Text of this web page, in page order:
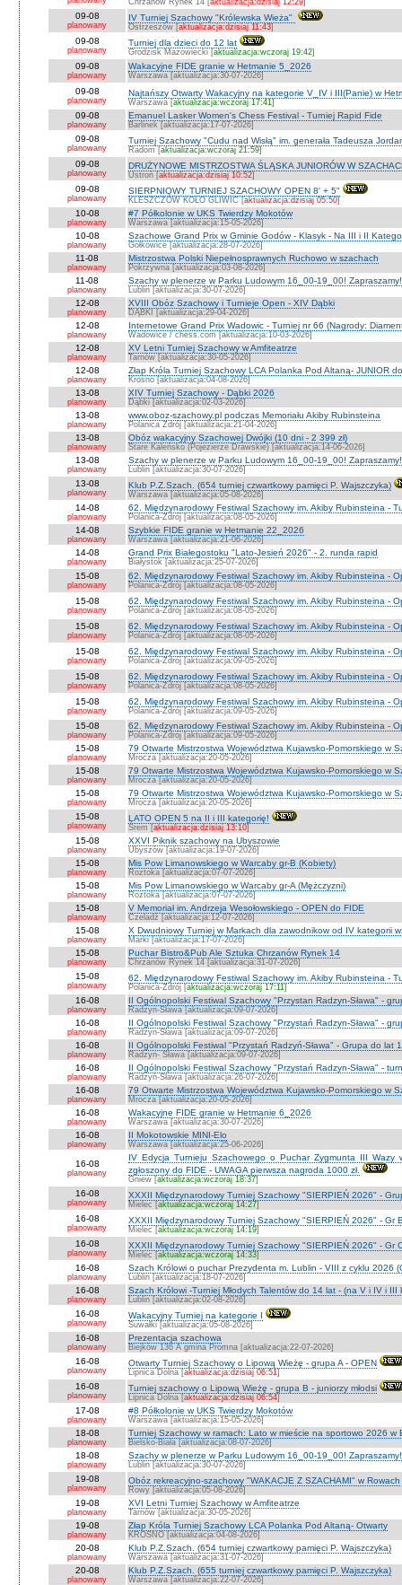
Chrzanów Rynek 14 [ aktualizacja:dzisiaj 12:29
09-08
planowany
IV Turniej Szachowy "Królewska Wieża"
Ostrzeszów [aktualizacja:dzisiaj 11:43]
09-08
planowany
Turniej dla dzieci do 12 lat
Grodzisk Mazowiecki [aktualizacja:wczoraj 19:42]
09-08
planowany
Wakacyjne FIDE granie w Hetmanie 5_2026
Warszawa [aktualizacja:30-07-2026]
09-08
planowany
Najtańszy Otwarty Wakacyjny na kategorie V_IV i III(Panie) w
Warszawa [aktualizacja:wczoraj 17:41]
09-08
planowany
Emanuel Lasker Women's Chess Festival - Turniej Rapid Fide
Barlinek [aktualizacja:17-07-2026]
09-08
planowany
Turniej Szachowy "Cudu nad Wisłą" im. generała Tadeusza
Radom [aktualizacja:wczoraj 21:59]
09-08
planowany
DRUŻYNOWE MISTRZOSTWA ŚLĄSKA JUNIORÓW W
Ustroń [aktualizacja:dzisiaj 10:52]
09-08
planowany
SIERPNIOWY TURNIEJ SZACHOWY OPEN 8' + 5"
KLESZCZÓW KOŁO GLIWIC [aktualizacja:dzisiaj 05:50]
10-08
planowany
#7 Półkolonie w UKS Twierdzy Mokotów
Warszawa [aktualizacja:15-05-2026]
10-08
planowany
Szachowe Grand Prix w Gminie Godów - Klasyk - Na III i II
Gołkowice [aktualizacja:28-07-2026]
11-08
planowany
Mistrzostwa Polski Niepełnosprawnych Ruchowo w szachach
Pokrzywna [aktualizacja:03-08-2026]
11-08
planowany
Szachy w plenerze w Parku Ludowym 16_00-19_00! Zapraszamy!
Lublin [aktualizacja:30-07-2026]
12-08
planowany
XVIII Obóz Szachowy i Turnieje Open - XIV Dąbki
DĄBKI [aktualizacja:29-04-2026]
12-08
planowany
Internetowe Grand Prix Wadowic - Turniej nr 66 (Nagrody:
Wadowice / chess.com [aktualizacja:10-03-2026]
12-08
planowany
XV Letni Turniej Szachowy w Amfiteatrze
Tarnów [aktualizacja:30-05-2026]
12-08
planowany
Złap Króla Turniej Szachowy LCA Polanka Pod Altaną- JUNIOR
Krosno [aktualizacja:04-08-2026]
13-08
planowany
XIV Turniej Szachowy - Dąbki 2026
Dąbki [aktualizacja:02-03-2026]
13-08
planowany
www.oboz-szachowy.pl podczas Memoriału Akiby Rubinsteina
Polanica Zdrój [aktualizacja:21-04-2026]
13-08
planowany
Obóz wakacyjny Szachowej Dwójki (10 dni - 2 399 zł)
Stare Kaleńsko (Pojezierze Drawskie) [aktualizacja:14-06-2026]
13-08
planowany
Szachy w plenerze w Parku Ludowym 16_00-19_00! Zapraszamy!
Lublin [aktualizacja:30-07-2026]
13-08
planowany
Klub P.Z.Szach. (654 turniej czwartkowy pamięci P. Wajszczyka)
Warszawa [aktualizacja:05-08-2026]
14-08
planowany
62. Międzynarodowy Festiwal Szachowy im. Akiby Rubinsteina -
Polanica-Zdrój [aktualizacja:08-05-2026]
14-08
planowany
Szybkie FIDE granie w Hetmanie 22_2026
Warszawa [aktualizacja:21-06-2026]
14-08
planowany
Grand Prix Białegostoku "Lato-Jesień 2026" - 2. runda rapid
Białystok [aktualizacja:25-07-2026]
15-08
planowany
62. Międzynarodowy Festiwal Szachowy im. Akiby Rubinsteina -
Polanica-Zdrój [aktualizacja:08-05-2026]
15-08
planowany
62. Międzynarodowy Festiwal Szachowy im. Akiby Rubinsteina -
Polanica-Zdrój [aktualizacja:08-05-2026]
15-08
planowany
62. Międzynarodowy Festiwal Szachowy im. Akiby Rubinsteina -
Polanica-Zdrój [aktualizacja:08-05-2026]
15-08
planowany
62. Międzynarodowy Festiwal Szachowy im. Akiby Rubinsteina -
Polanica-Zdrój [aktualizacja:09-05-2026]
15-08
planowany
62. Międzynarodowy Festiwal Szachowy im. Akiby Rubinsteina -
Polanica-Zdrój [aktualizacja:08-05-2026]
15-08
planowany
62. Międzynarodowy Festiwal Szachowy im. Akiby Rubinsteina -
Polanica-Zdrój [aktualizacja:09-05-2026]
15-08
planowany
62. Międzynarodowy Festiwal Szachowy im. Akiby Rubinsteina -
Polanica-Zdrój [aktualizacja:09-05-2026]
15-08
planowany
79 Otwarte Mistrzostwa Województwa Kujawsko-Pomorskiego w
Mrocza [aktualizacja:20-05-2026]
15-08
planowany
79 Otwarte Mistrzostwa Województwa Kujawsko-Pomorskiego w
Mrocza [aktualizacja:20-05-2026]
15-08
planowany
79 Otwarte Mistrzostwa Województwa Kujawsko-Pomorskiego w
Mrocza [aktualizacja:20-05-2026]
15-08
planowany
LATO OPEN 5 na II i III kategorię!
Śrem [aktualizacja:dzisiaj 13:10]
15-08
planowany
XXVI Piknik szachowy na Ubyszowie
Ubyszów [aktualizacja:19-07-2026]
15-08
planowany
Mis Pow Limanowskiego w Warcaby gr-B (Kobiety)
Roztoka [aktualizacja:07-07-2026]
15-08
planowany
Mis Pow Limanowskiego w Warcaby gr-A (Mężczyzni)
Roztoka [aktualizacja:07-07-2026]
15-08
planowany
V Memoriał im. Andrzeja Wesołowskiego - OPEN do FIDE
Czeladź [aktualizacja:12-07-2026]
15-08
planowany
X Dwudniowy Turniej w Markach dla zawodnikow od IV kategorii
Marki [aktualizacja:17-07-2026]
15-08
planowany
Puchar Bistro&Pub Ale Sztuka Chrzanów Rynek 14
Chrzanów Rynek 14 [aktualizacja:31-07-2026]
15-08
planowany
62. Międzynarodowy Festiwal Szachowy im. Akiby Rubinsteina -
Polanica-Zdrój [aktualizacja:wczoraj 17:11]
16-08
planowany
II Ogólnopolski Festiwal Szachowy "Przystan Radzyn-Sława" -
Radzyn-Sława [aktualizacja:09-07-2026]
16-08
planowany
II Ogólnopolski Festiwal Szachowy "Przystań Radzyn-Sława" -
Radzyn-Sława [aktualizacja:09-07-2026]
16-08
planowany
II Ogólnopolski Festiwal "Przystań Radzyń-Sława" - Grupa do lat
Radzyn- Sława [aktualizacja:09-07-2026]
16-08
planowany
II Ogólnopolski Festiwal Szachowy "Przystań Radzyn-Sława" -
Radzyń-Sława [aktualizacja:26-07-2026]
16-08
planowany
79 Otwarte Mistrzostwa Województwa Kujawsko-Pomorskiego w
Mrocza [aktualizacja:20-05-2026]
16-08
planowany
Wakacyjne FIDE granie w Hetmanie 6_2026
Warszawa [aktualizacja:30-07-2026]
16-08
planowany
II Mokotowskie MINI-Elo
Warszawa [aktualizacja:25-06-2026]
16-08
planowany
IV Edycja Turnieju Szachowego o Puchar Zygmunta III Wazy
zgłoszony do FIDE - UWAGA pierwsza nagroda 1000 zł.
Gniew [aktualizacja:wczoraj 18:37]
16-08
planowany
XXXII Międzynarodowy Turniej Szachowy "SIERPIEŃ 2026" -
Mielec [aktualizacja:wczoraj 14:27]
16-08
planowany
XXXII Międzynarodowy Turniej Szachowy "SIERPIEŃ 2026" - Gr
Mielec [aktualizacja:wczoraj 14:19]
16-08
planowany
XXXII Międzynarodowy Turniej Szachowy "SIERPIEŃ 2026" - Gr
Mielec [aktualizacja:wczoraj 14:33]
16-08
planowany
Szach Królowi o puchar Prezydenta m. Lublin - VIII z cyklu 2026
Lublin [aktualizacja:18-07-2026]
16-08
planowany
Szach Królowi -Turniej Młodych Talentów do 14 lat - (na V i IV i III
Lublin [aktualizacja:02-08-2026]
16-08
planowany
Wakacyjny Turniej na kategorie I
Suwałki [aktualizacja:05-08-2026]
16-08
planowany
Prezentacja szachowa
Biejków 136 A gmina Promna [aktualizacja:22-07-2026]
16-08
planowany
Otwarty Turniej Szachowy o Lipową Wieżę - grupa A - OPEN
Lipnica Dolna [aktualizacja:dzisiaj 06:51]
16-08
planowany
Turniej szachowy o Lipową Wieżę - grupa B - juniorzy młodsi
Lipnica Dolna [aktualizacja:dzisiaj 06:54]
17-08
planowany
#8 Półkolonie w UKS Twierdzy Mokotów
Warszawa [aktualizacja:15-05-2026]
18-08
planowany
Turniej Szachowy w ramach: Lato w mieście na sportowo 2026 w
Bielsko-Biała [aktualizacja:08-07-2026]
18-08
planowany
Szachy w plenerze w Parku Ludowym 16_00-19_00! Zapraszamy!
Lublin [aktualizacja:30-07-2026]
19-08
planowany
Obóz rekreacyjno-szachowy "WAKACJE Z SZACHAMI" w Rowach
Rowy [aktualizacja:05-08-2026]
19-08
planowany
XVI Letni Turniej Szachowy w Amfiteatrze
Tarnów [aktualizacja:30-05-2026]
19-08
planowany
Złap Króla Turniej Szachowy LCA Polanka Pod Altaną- Otwarty
KROSNO [aktualizacja:04-08-2026]
20-08
planowany
Klub P.Z.Szach. (654 turniej czwartkowy pamięci P. Wajszczyka)
Warszawa [aktualizacja:31-07-2026]
20-08
planowany
Klub P.Z.Szach. (655 turniej czwartkowy pamięci P. Wajszczyka)
Warszawa [aktualizacja:22-07-2026]